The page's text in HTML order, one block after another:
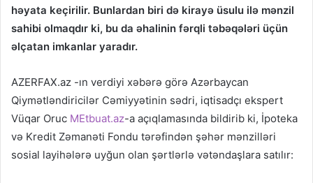
həyata keçirilir. Bunlardan biri də kirayə üsulu ilə mənzil
sahibi olmaqdır ki, bu da əhalinin fərqli təbəqələri üçün
əlçatan imkanlar yaradır.
AZERFAX.az -ın verdiyi xəbərə görə Azərbaycan
Qiymətləndiricilər Cəmiyyətinin sədri, iqtisadçı ekspert
Vüqar Oruc MEtbuat.az-a açıqlamasında bildirib ki, İpoteka
və Kredit Zəmanəti Fondu tərəfindən şəhər mənzilləri
sosial layihələrə uyğun olan şərtlərlə vətəndaşlara satılır: